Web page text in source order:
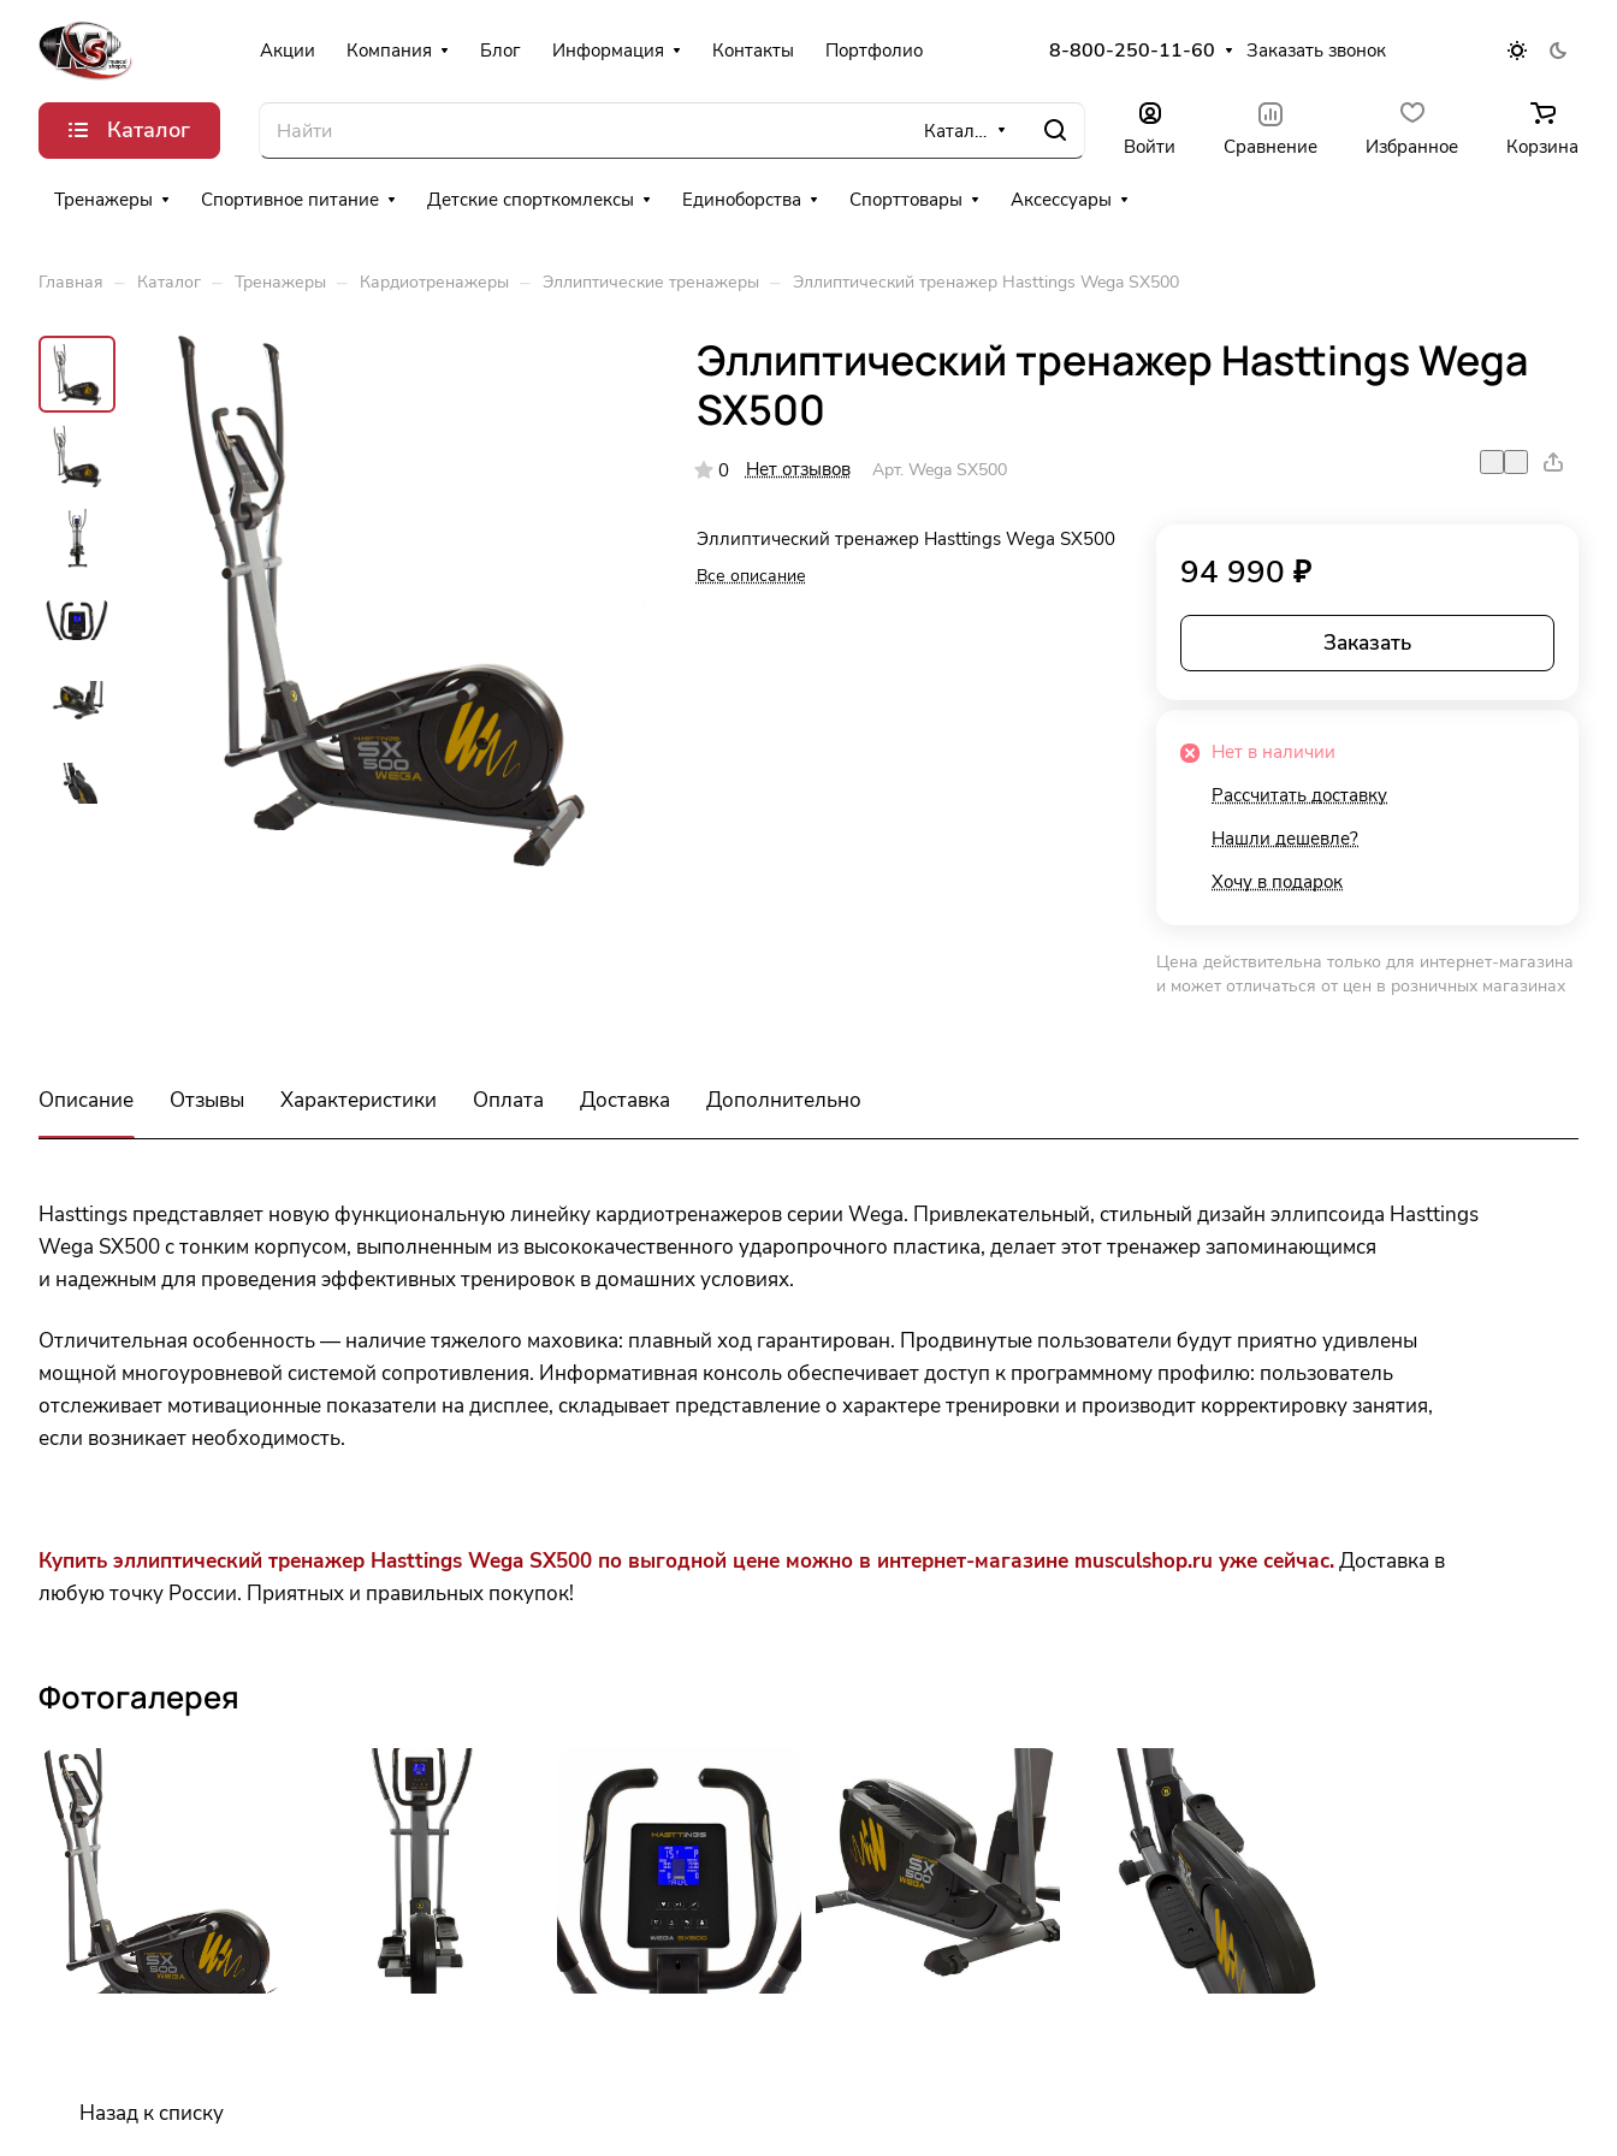
Акции Компания Блог Информация Контакты Портфолио 8-800-250-11-60 Заказать звонок
Каталог Каталог
Войти Сравнение Избранное Корзина
Тренажеры Спортивное питание Детские спорткомлексы Единоборства Спорттовары Аксессуары
Главная – Каталог – Тренажеры – Кардиотренажеры – Эллиптические тренажеры – Эллиптический тренажер Hasttings Wega SX500
Эллиптический тренажер Hasttings Wega
SX500
0 Нет отзывов Арт. Wega SX500
Эллиптический тренажер Hasttings Wega SX500
Все описание 94 990 ₽
Заказать
Нет в наличии
Рассчитать доставку
Нашли дешевле?
Хочу в подарок
Цена действительна только для интернет-магазина
и может отличаться от цен в розничных магазинах
Описание Отзывы Характеристики Оплата Доставка Дополнительно
Hasttings представляет новую функциональную линейку кардиотренажеров серии Wega. Привлекательный, стильный дизайн эллипсоида Hasttings
Wega SX500 с тонким корпусом, выполненным из высококачественного ударопрочного пластика, делает этот тренажер запоминающимся
и надежным для проведения эффективных тренировок в домашних условиях.
Отличительная особенность — наличие тяжелого маховика: плавный ход гарантирован. Продвинутые пользователи будут приятно удивлены
мощной многоуровневой системой сопротивления. Информативная консоль обеспечивает доступ к программному профилю: пользователь
отслеживает мотивационные показатели на дисплее, складывает представление о характере тренировки и производит корректировку занятия,
если возникает необходимость.
Купить эллиптический тренажер Hasttings Wega SX500 по выгодной цене можно в интернет-магазине musculshop.ru уже сейчас.Доставка в
любую точку России. Приятных и правильных покупок!
Фотогалерея
Назад к списку